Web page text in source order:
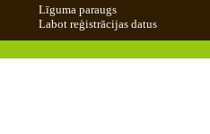
Līguma paraugs
Labot reģistrācijas datus